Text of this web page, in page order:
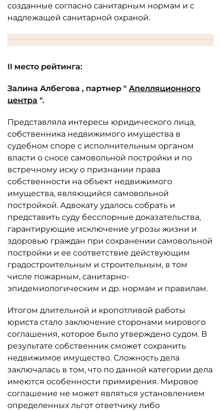
созданные согласно санитарным нормам и с
надлежащей санитарной охраной.
II место рейтинга:
Залина Албегова , партнер " Апелляционного
центра ".
Представляла интересы юридического лица,
собственника недвижимого имущества в
судебном споре с исполнительным органом
власти о сносе самовольной постройки и по
встречному иску о признании права
собственности на объект недвижимого
имущества, являющийся самовольной
постройкой. Адвокату удалось собрать и
представить суду бесспорные доказательства,
гарантирующие исключение угрозы жизни и
здоровью граждан при сохранении самовольной
постройки и ее соответствие действующим
градостроительным и строительным, в том
числе пожарным, санитарно-
эпидемиологическим и др. нормам и правилам.
Итогом длительной и кропотливой работы
юриста стало заключение сторонами мирового
соглашения, которое было утверждено судом. В
результате собственник сможет сохранить
недвижимое имущество. Сложность дела
заключалась в том, что по данной категории дела
имеются особенности примирения. Мировое
соглашение не может являться установлением
определенных льгот ответчику либо